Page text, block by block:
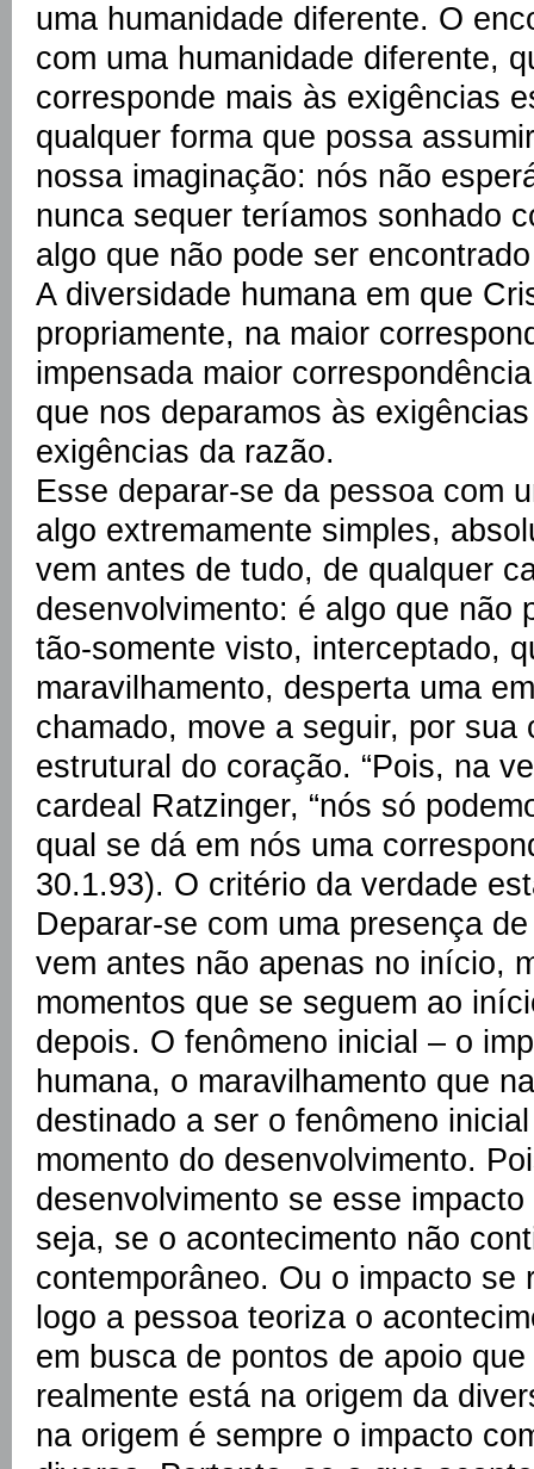
uma humanidade diferente. O
com uma humanidade diferente,
corresponde mais às exigências
qualquer forma que possa
nossa imaginação: nós não
nunca sequer teríamos sonhado
algo que não pode ser
A diversidade humana em que
propriamente, na maior
impensada maior
que nos deparamos às
exigências da razão.
Esse deparar-se da pessoa com
algo extremamente simples,
vem antes de tudo, de qualquer
desenvolvimento: é algo que não
tão-somente visto, interceptado,
maravilhamento, desperta uma
chamado, move a seguir, por
estrutural do coração. “Pois, na
cardeal Ratzinger, “nós só
qual se dá em nós uma
30.1.93). O critério da verdade
Deparar-se com uma presença
vem antes não apenas no início,
momentos que se seguem ao
depois. O fenômeno inicial – o
humana, o maravilhamento que
destinado a ser o fenômeno
momento do desenvolvimento.
desenvolvimento se esse
seja, se o acontecimento não
contemporâneo. Ou o impacto se
logo a pessoa teoriza o
em busca de pontos de apoio
realmente está na origem da
na origem é sempre o impacto